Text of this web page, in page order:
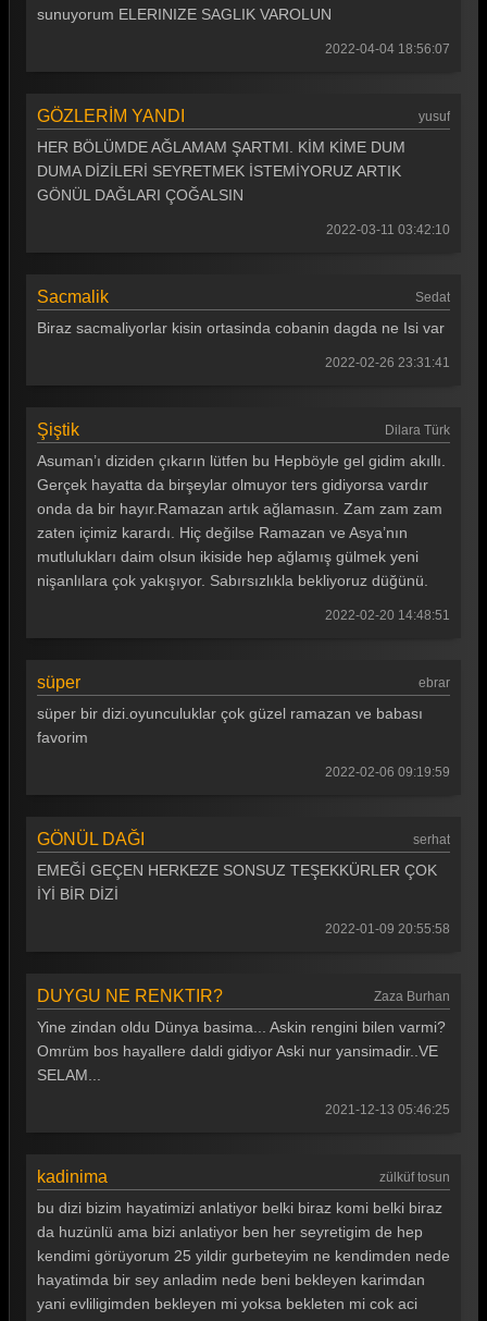
sunuyorum ELERINIZE SAGLIK VAROLUN
2022-04-04 18:56:07
GÖZLERİM YANDI yusuf
HER BÖLÜMDE AĞLAMAM ŞARTMI. KİM KİME DUM
DUMA DİZİLERİ SEYRETMEK İSTEMİYORUZ ARTIK
GÖNÜL DAĞLARI ÇOĞALSIN
2022-03-11 03:42:10
Sacmalik Sedat
Biraz sacmaliyorlar kisin ortasinda cobanin dagda ne Isi var
2022-02-26 23:31:41
Şiştik Dilara Türk
Asuman’ı diziden çıkarın lütfen bu Hepböyle gel gidim akıllı.
Gerçek hayatta da birşeylar olmuyor ters gidiyorsa vardır
onda da bir hayır.Ramazan artık ağlamasın. Zam zam zam
zaten içimiz karardı. Hiç değilse Ramazan ve Asya’nın
mutlulukları daim olsun ikiside hep ağlamış gülmek yeni
nişanlılara çok yakışıyor. Sabırsızlıkla bekliyoruz düğünü.
2022-02-20 14:48:51
süper ebrar
süper bir dizi.oyunculuklar çok güzel ramazan ve babası
favorim
2022-02-06 09:19:59
GÖNÜL DAĞI serhat
EMEĞİ GEÇEN HERKEZE SONSUZ TEŞEKKÜRLER ÇOK
İYİ BİR DİZİ
2022-01-09 20:55:58
DUYGU NE RENKTIR? Zaza Burhan
Yine zindan oldu Dünya basima... Askin rengini bilen varmi?
Omrüm bos hayallere daldi gidiyor Aski nur yansimadir..VE
SELAM...
2021-12-13 05:46:25
kadinima zülküf tosun
bu dizi bizim hayatimizi anlatiyor belki biraz komi belki biraz
da huzünlü ama bizi anlatiyor ben her seyretigim de hep
kendimi görüyorum 25 yildir gurbeteyim ne kendimden nede
hayatimda bir sey anladim nede beni bekleyen karimdan
yani evliligimden bekleyen mi yoksa bekleten mi cok aci